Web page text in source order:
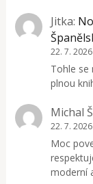
Jitka:
22. 7. 2026
Tohle se
plnou
Michal
22. 7. 2026
Moc
moderní